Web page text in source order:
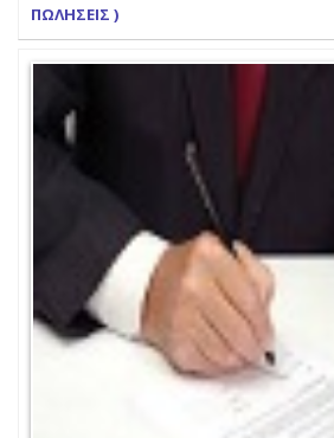
ΠΩΛΗΣΕΙΣ )